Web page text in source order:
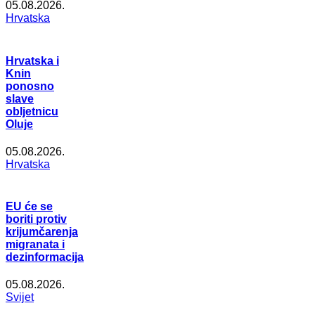
05.08.2026.
Hrvatska
Hrvatska i
Knin
ponosno
slave
obljetnicu
Oluje
05.08.2026.
Hrvatska
EU će se
boriti protiv
krijumčarenja
migranata i
dezinformacija
05.08.2026.
Svijet